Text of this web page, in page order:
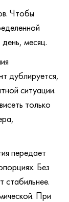
Чтобы
месяц.
дублируется,
ситуации.
только
передает
Без
стабильнее.
При